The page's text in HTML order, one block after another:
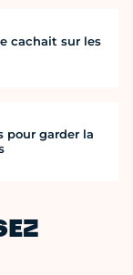
cachait sur les
pour garder la